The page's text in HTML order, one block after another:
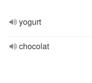
yogurt
chocolat